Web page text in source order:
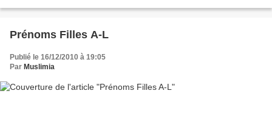
Prénoms Filles A-L
Publié le 16/12/2010 à 19:05
Par Muslimia